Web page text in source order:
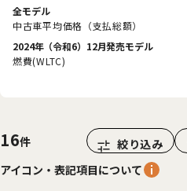
全モデル
中古車平均価格（支払総額）
2024年（令和6）12月発売モデル
燃費(WLTC)
16 絞り込み
アイコン・表記項目について